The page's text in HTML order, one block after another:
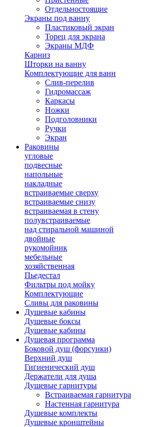
Отдельностоящие
Экраны под ванну
Пластиковый экран
Торец для экрана
Экраны МДФ
Карниз
Шторки на ванну
Комплектующие для ванн
Cлив-перелив
Гидромассаж
Каркасы
Ножки
Подголовники
Ручки
Экран
Раковины
угловые
подвесные
напольные
накладные
встраиваемые сверху
встраиваемые снизу
встраиваемая в стену
полувстраиваемые
над стиральной машиной
двойные
рукомойник
мебельные
хозяйственная
Пьедестал
Фильтры под мойку
Комплектующие
Сливы для раковины
Душевые кабины
Душевые боксы
Душевые кабины
Душевая программа
Боковой душ (форсунки)
Верхний душ
Гигиенический душ
Держатели для душа
Душевые гарнитуры
Встраиваемая гарнитура
Настенная гарнитура
Душевые комплекты
Душевые кронштейны